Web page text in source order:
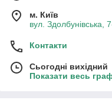
м. Київ
вул. Здолбунівська,
Контакти
Сьогодні вихідний
Показати весь